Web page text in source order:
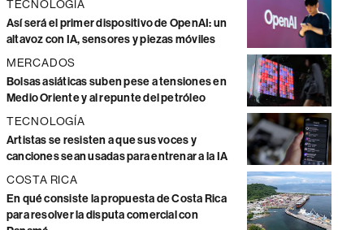
TECNOLOGÍA
Así será el primer dispositivo de OpenAI: un
altavoz con IA, sensores y piezas móviles
MERCADOS
Bolsas asiáticas suben pese a tensiones en
Medio Oriente y al repunte del petróleo
TECNOLOGÍA
Artistas se resisten a que sus voces y
canciones sean usadas para entrenar a la IA
COSTA RICA
En qué consiste la propuesta de Costa Rica
para resolver la disputa comercial con